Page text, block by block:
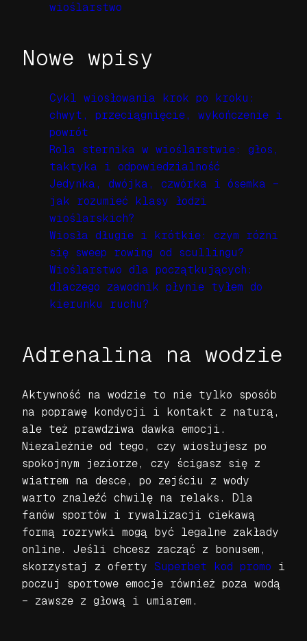
wioślarstwo
Nowe wpisy
Cykl wiosłowania krok po kroku:
chwyt, przeciągnięcie, wykończenie i
powrót
Rola sternika w wioślarstwie: głos,
taktyka i odpowiedzialność
Jedynka, dwójka, czwórka i ósemka –
jak rozumieć klasy łodzi
wioślarskich?
Wiosła długie i krótkie: czym różni
się sweep rowing od scullingu?
Wioślarstwo dla początkujących:
dlaczego zawodnik płynie tyłem do
kierunku ruchu?
Adrenalina na wodzie
Aktywność na wodzie to nie tylko sposób
na poprawę kondycji i kontakt z naturą,
ale też prawdziwa dawka emocji.
Niezależnie od tego, czy wiosłujesz po
spokojnym jeziorze, czy ścigasz się z
wiatrem na desce, po zejściu z wody
warto znaleźć chwilę na relaks. Dla
fanów sportów i rywalizacji ciekawą
formą rozrywki mogą być legalne zakłady
online. Jeśli chcesz zacząć z bonusem,
skorzystaj z oferty Superbet kod promo i
poczuj sportowe emocje również poza wodą
– zawsze z głową i umiarem.